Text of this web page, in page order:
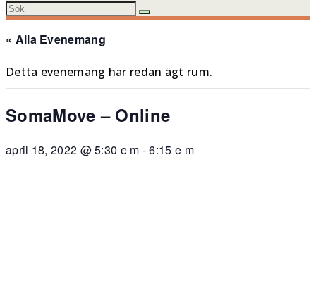
« Alla Evenemang
Detta evenemang har redan ägt rum.
SomaMove – Online
april 18, 2022 @ 5:30 e m -6:15 e m